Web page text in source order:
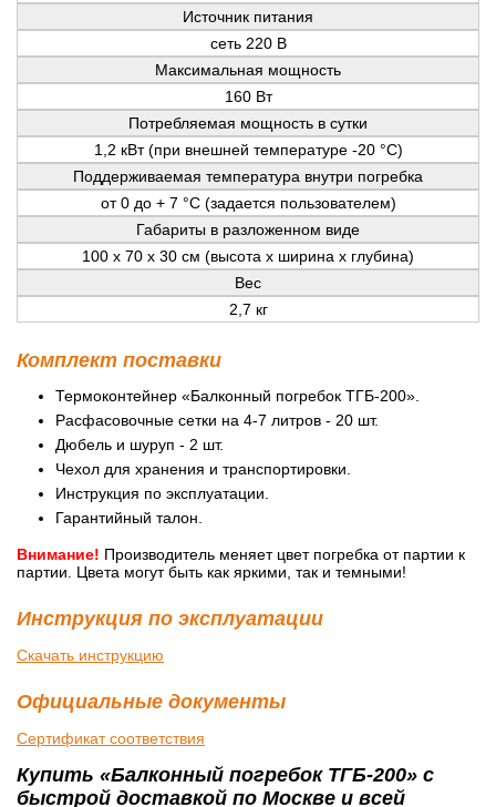
Источник питания
сеть 220 В
Максимальная мощность
160 Вт
Потребляемая мощность в сутки
1,2 кВт (при внешней температуре -20 °С)
Поддерживаемая температура внутри погребка
от 0 до + 7 °С (задается пользователем)
Габариты в разложенном виде
100 x 70 x 30 см (высота x ширина x глубина)
Вес
2,7 кг
Комплект поставки
Термоконтейнер «Балконный погребок ТГБ-200».
Расфасовочные сетки на 4-7 литров - 20 шт.
Дюбель и шуруп - 2 шт.
Чехол для хранения и транспортировки.
Инструкция по эксплуатации.
Гарантийный талон.
Внимание! Производитель меняет цвет погребка от партии к
партии. Цвета могут быть как яркими, так и темными!
Инструкция по эксплуатации
Скачать инструкцию
Официальные документы
Сертификат соответствия
Купить «Балконный погребок ТГБ-200» с
быстрой доставкой по Москве и всей